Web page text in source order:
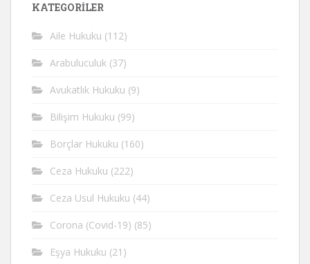
KATEGORİLER
Aile Hukuku (112)
Arabuluculuk (37)
Avukatlık Hukuku (9)
Bilişim Hukuku (99)
Borçlar Hukuku (160)
Ceza Hukuku (222)
Ceza Usul Hukuku (44)
Corona (Covid-19) (85)
Eşya Hukuku (21)